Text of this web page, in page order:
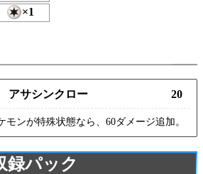
×1
アサシンクロー 20
モンが特殊状態なら、60ダメージ追加。
録パック